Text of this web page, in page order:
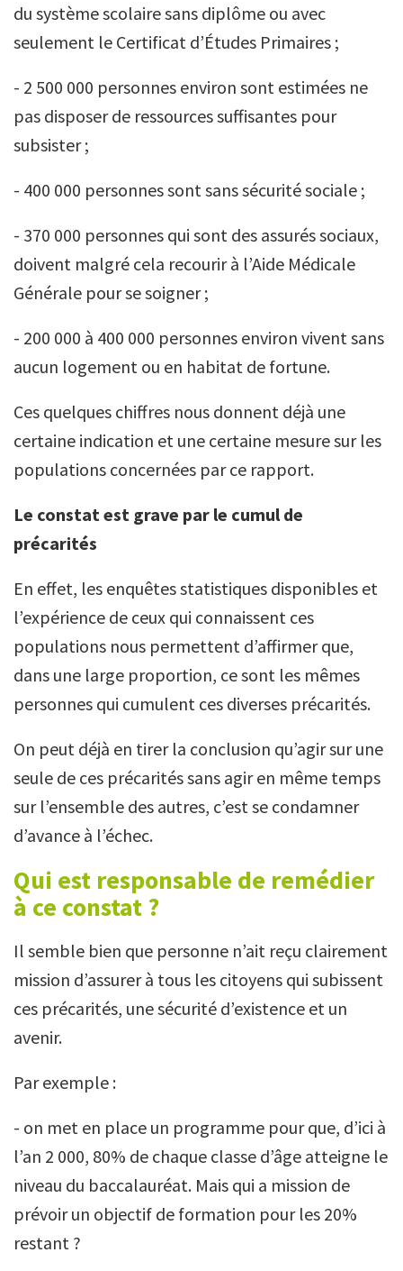
du système scolaire sans diplôme ou avec
seulement le Certificat d’Études Primaires ;
- 2 500 000 personnes environ sont estimées ne
pas disposer de ressources suffisantes pour
subsister ;
- 400 000 personnes sont sans sécurité sociale ;
- 370 000 personnes qui sont des assurés sociaux,
doivent malgré cela recourir à l’Aide Médicale
Générale pour se soigner ;
- 200 000 à 400 000 personnes environ vivent sans
aucun logement ou en habitat de fortune.
Ces quelques chiffres nous donnent déjà une
certaine indication et une certaine mesure sur les
populations concernées par ce rapport.
Le constat est grave par le cumul de
précarités
En effet, les enquêtes statistiques disponibles et
l’expérience de ceux qui connaissent ces
populations nous permettent d’affirmer que,
dans une large proportion, ce sont les mêmes
personnes qui cumulent ces diverses précarités.
On peut déjà en tirer la conclusion qu’agir sur une
seule de ces précarités sans agir en même temps
sur l’ensemble des autres, c’est se condamner
d’avance à l’échec.
Qui est responsable de remédier
à ce constat ?
Il semble bien que personne n’ait reçu clairement
mission d’assurer à tous les citoyens qui subissent
ces précarités, une sécurité d’existence et un
avenir.
Par exemple :
- on met en place un programme pour que, d’ici à
l’an 2 000, 80% de chaque classe d’âge atteigne le
niveau du baccalauréat. Mais qui a mission de
prévoir un objectif de formation pour les 20%
restant ?